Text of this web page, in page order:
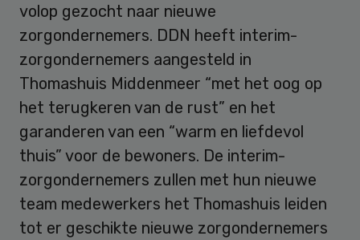
volop gezocht naar nieuwe
zorgondernemers. DDN heeft interim-
zorgondernemers aangesteld in
Thomashuis Middenmeer “met het oog op
het terugkeren van de rust” en het
garanderen van een “warm en liefdevol
thuis” voor de bewoners. De interim-
zorgondernemers zullen met hun nieuwe
team medewerkers het Thomashuis leiden
tot er geschikte nieuwe zorgondernemers